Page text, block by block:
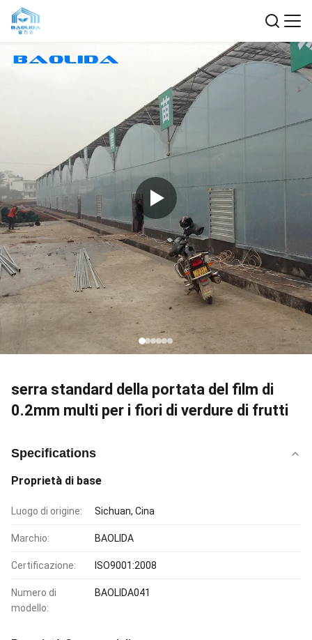
serra standard della portata del film di
0.2mm multi per i fiori di verdure di frutti
Specifications
Proprietà di base
Luogo di origine: Sichuan, Cina
Marchio: BAOLIDA
Certificazione: ISO9001:2008
Numero di
modello:
BAOLIDA041